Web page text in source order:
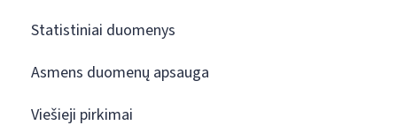
Statistiniai duomenys
Asmens duomenų apsauga
Viešieji pirkimai